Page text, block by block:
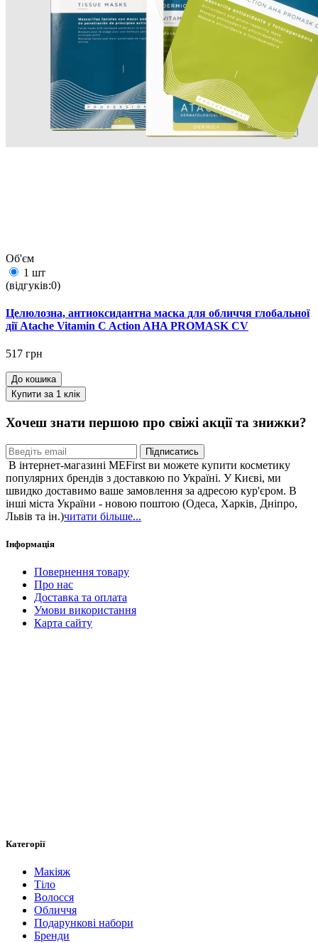
Об'єм
1 шт
(відгуків:0)
Целюлозна, антиоксидантна маска для обличчя глобальної
дії Atache Vitamin C Action AHA PROMASK CV
517 грн
До кошика
Купити за 1 клiк
Хочеш знати першою про свіжі акції та знижки?
Підписатись
В інтернет-магазині MEFirst ви можете купити косметику
популярних брендів з доставкою по Україні. У Києві, ми
швидко доставимо ваше замовлення за адресою кур'єром. В
інші міста України - новою поштою (Одеса, Харків, Дніпро,
Львів та ін.)читати більше...
Інформація
Повернення товару
Про нас
Доставка та оплата
Умови використання
Карта сайту
Категорії
Макіяж
Тіло
Волосся
Обличчя
Подарункові набори
Бренди